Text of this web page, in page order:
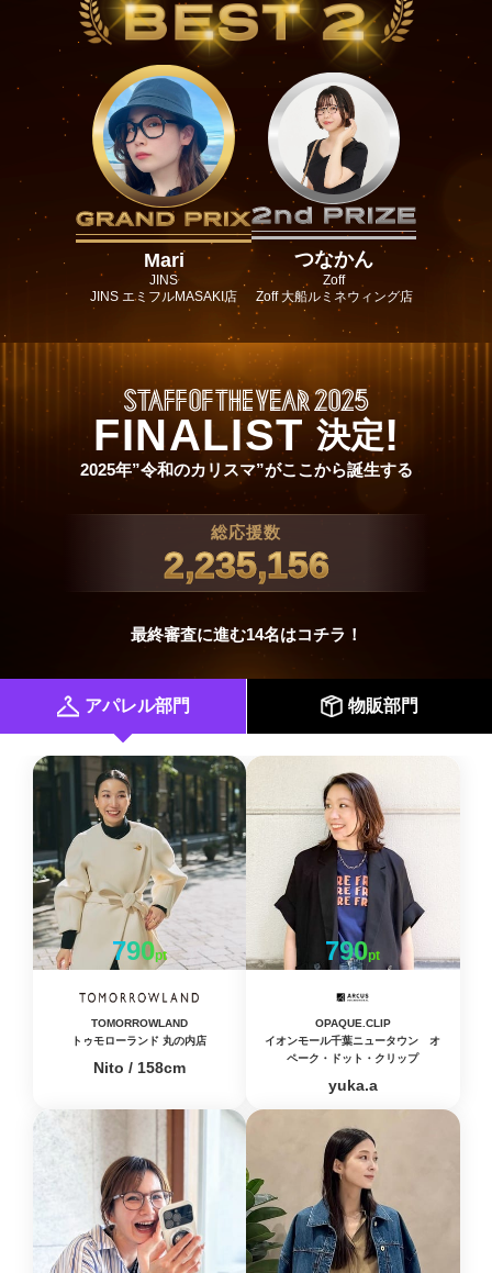
Mari
JINS
JINS エミフルMASAKI店
つなかん
Zoff
Zoff 大船ルミネウィング店
FINALIST 決定!
2025年”令和のカリスマ”がここから誕生する
総応援数
2,235,156
最終審査に進む14名はコチラ！
アパレル部門
790pt
TOMORROWLAND
トゥモローランド 丸の内店
Nito / 158cm
790pt
OPAQUE.CLIP
イオンモール千葉ニュータウン オ
ペーク・ドット・クリップ
yuka.a
物販部門